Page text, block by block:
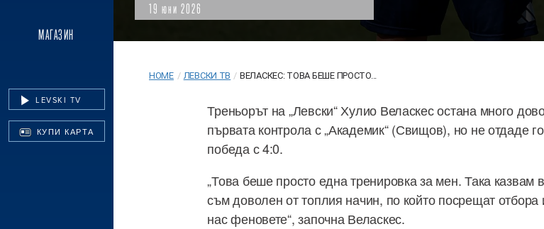
МАГАЗИН
LEVSKI TV
КУПИ КАРТА
19 юни 2026
HOME / ЛЕВСКИ ТВ / ВЕЛАСКЕС: ТОВА БЕШЕ ПРОСТО...
Треньорът на „Левски“ Хулио Веласкес остана много
първата контрола с „Академик“ (Свищов), но не отдаде
победа с 4:0.
„Това беше просто една тренировка за мен. Така казвам
съм доволен от топлия начин, по който посрещат отбора
нас феновете“, започна Веласкес.